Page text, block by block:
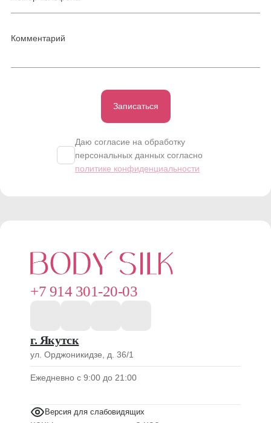
Записаться
Даю согласие на обработку
персональных данных согласно
политике конфиденциальности
+7 914 301-20-03
г. Якутск
ул. Орджоникидзе, д. 36/1
Ежедневно с 9:00 до 21:00
Версия для слабовидящих